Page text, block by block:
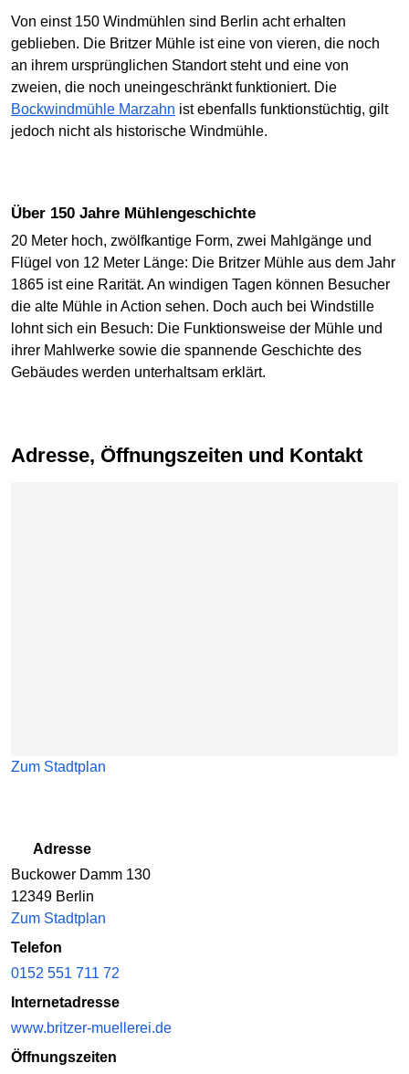
Von einst 150 Windmühlen sind Berlin acht erhalten
geblieben. Die Britzer Mühle ist eine von vieren, die noch
an ihrem ursprünglichen Standort steht und eine von
zweien, die noch uneingeschränkt funktioniert. Die
Bockwindmühle Marzahn ist ebenfalls funktionstüchtig, gilt
jedoch nicht als historische Windmühle.
Über 150 Jahre Mühlengeschichte
20 Meter hoch, zwölfkantige Form, zwei Mahlgänge und
Flügel von 12 Meter Länge: Die Britzer Mühle aus dem Jahr
1865 ist eine Rarität. An windigen Tagen können Besucher
die alte Mühle in Action sehen. Doch auch bei Windstille
lohnt sich ein Besuch: Die Funktionsweise der Mühle und
ihrer Mahlwerke sowie die spannende Geschichte des
Gebäudes werden unterhaltsam erklärt.
Adresse, Öffnungszeiten und Kontakt
Zum Stadtplan
Adresse
Buckower Damm 130
12349 Berlin
Zum Stadtplan
Telefon
0152 551 711 72
Internetadresse
www.britzer-muellerei.de
Öffnungszeiten